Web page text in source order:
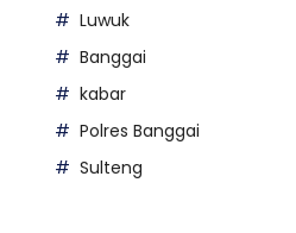
Luwuk
Banggai
kabar
Polres Banggai
Sulteng